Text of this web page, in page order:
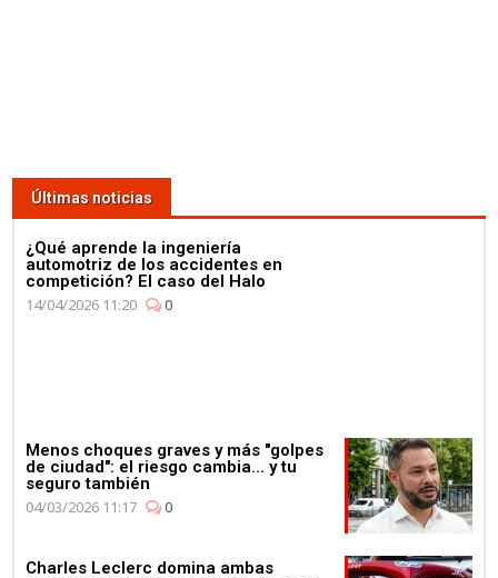
Últimas noticias
¿Qué aprende la ingeniería
automotriz de los accidentes en
competición? El caso del Halo
14/04/2026 11:20
0
Menos choques graves y más "golpes
de ciudad": el riesgo cambia... y tu
seguro también
04/03/2026 11:17
0
Charles Leclerc domina ambas